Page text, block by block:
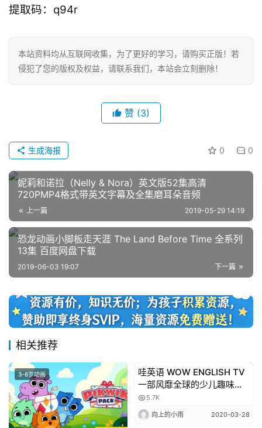
首
页
英
资
文
动
画
动
提取码：q94r
本站资料均从互联网收集，为了更好的学习，请购买正版！若
侵犯了您的版权及权益，请联系我们，本站会立刻删除！
赞 (3)
0 0
生成海报
妮莉和诺拉（Nelly & Nora）英文版52集高清
720PMP4格式带英文字幕及全集磨耳朵音频
上一篇 2019-05-29 14:19
恐龙动画小脚板走天涯 The Land Before Time 全系列
13集 百度网盘下载
下一篇
2019-06-03 19:07
相关推荐
3-6岁动画 3-6岁动画
哇英语 WOW ENGLISH TV
一部风靡全球的少儿趣味英
语动画视频【官方订阅版
357集】2020.03.27
5.7K
向上的小雨 2020-03-28